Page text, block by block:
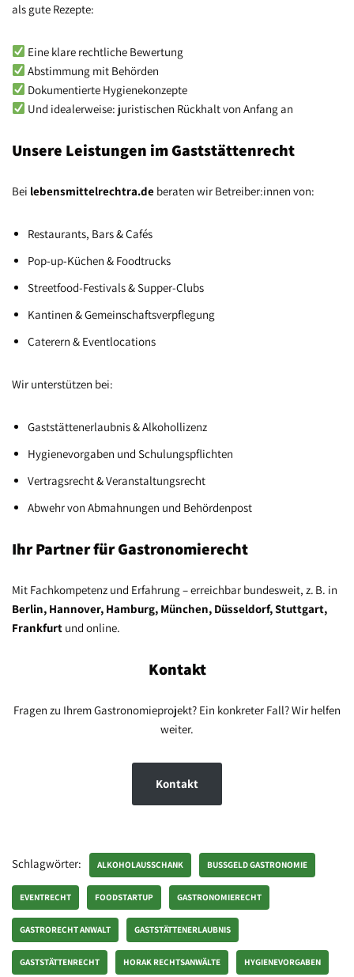
als gute Rezepte:
Eine klare rechtliche Bewertung
Abstimmung mit Behörden
Dokumentierte Hygienekonzepte
Und idealerweise: juristischen Rückhalt von Anfang an
Unsere Leistungen im Gaststättenrecht
Bei lebensmittelrechtra.de beraten wir Betreiber:innen von:
Restaurants, Bars & Cafés
Pop-up-Küchen & Foodtrucks
Streetfood-Festivals & Supper-Clubs
Kantinen & Gemeinschaftsverpflegung
Caterern & Eventlocations
Wir unterstützen bei:
Gaststättenerlaubnis & Alkohollizenz
Hygienevorgaben und Schulungspflichten
Vertragsrecht & Veranstaltungsrecht
Abwehr von Abmahnungen und Behördenpost
Ihr Partner für Gastronomierecht
Mit Fachkompetenz und Erfahrung – erreichbar bundesweit, z. B. in
Berlin, Hannover, Hamburg, München, Düsseldorf, Stuttgart,
Frankfurt und online.
Kontakt
Fragen zu Ihrem Gastronomieprojekt? Ein konkreter Fall? Wir helfen
weiter.
Kontakt
Schlagwörter: ALKOHOLAUSSCHANK BUSSGELD GASTRONOMIE
EVENTRECHT FOODSTARTUP GASTRONOMIERECHT
GASTRORECHT ANWALT GASTSTÄTTENERLAUBNIS
GASTSTÄTTENRECHT HORAK RECHTSANWÄLTE HYGIENEVORGABEN